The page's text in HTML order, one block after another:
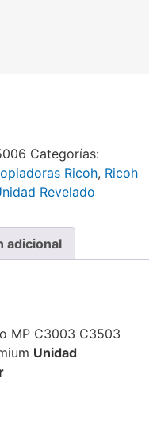
Categorías:
Ricoh, Ricoh
Revelado
adicional
MP C3003 C3503
Unidad